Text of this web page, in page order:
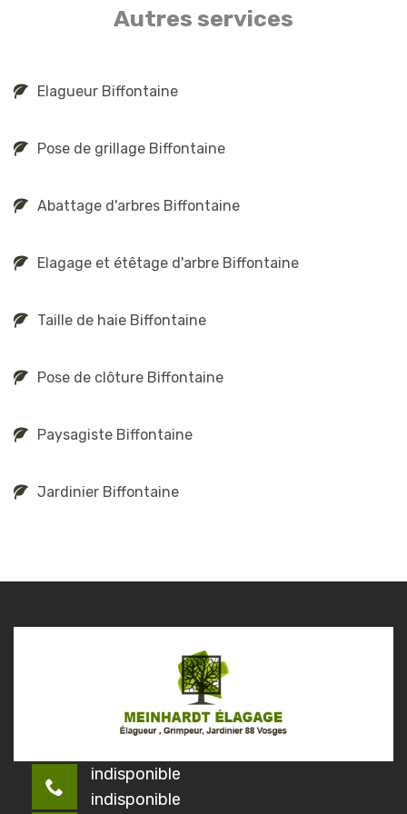
Autres services
Elagueur Biffontaine
Pose de grillage Biffontaine
Abattage d'arbres Biffontaine
Elagage et étêtage d'arbre Biffontaine
Taille de haie Biffontaine
Pose de clôture Biffontaine
Paysagiste Biffontaine
Jardinier Biffontaine
indisponible
indisponible